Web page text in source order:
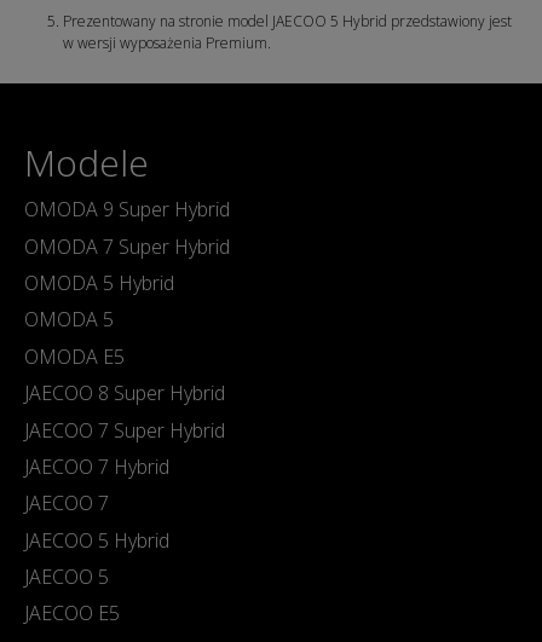
Prezentowany na stronie model JAECOO 5 Hybrid przedstawiony jest
w wersji wyposażenia Premium.
Modele
OMODA 9 Super Hybrid
OMODA 7 Super Hybrid
OMODA 5 Hybrid
OMODA 5
OMODA E5
JAECOO 8 Super Hybrid
JAECOO 7 Super Hybrid
JAECOO 7 Hybrid
JAECOO 7
JAECOO 5 Hybrid
JAECOO 5
JAECOO E5